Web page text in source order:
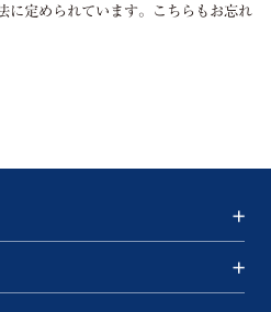
に定められています。こちらもお忘れ